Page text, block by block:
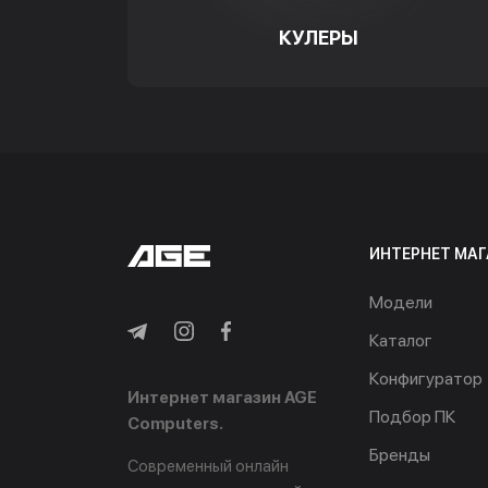
КУЛЕРЫ
Интернет магазин AGE
Computers.
Современный онлайн
ИНТЕРНЕТ
Модели
Каталог
Конфигуратор
Подбор ПК
Бренды